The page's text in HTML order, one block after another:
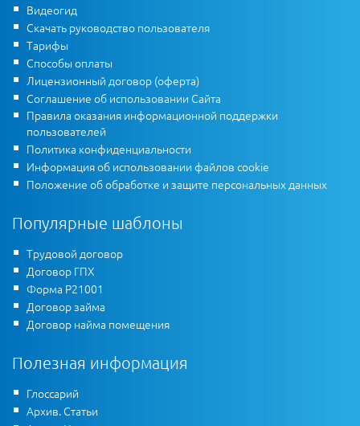
Видеогид
Скачать руководство пользователя
Тарифы
Способы оплаты
Лицензионный договор (оферта)
Соглашение об использовании Сайта
Правила оказания информационной поддержки
пользователей
Политика конфиденциальности
Информация об использовании файлов cookie
Положение об обработке и защите персональных данных
Популярные шаблоны
Трудовой договор
Договор ГПХ
Форма Р21001
Договор займа
Договор найма помещения
Полезная информация
Глоссарий
Архив. Статьи